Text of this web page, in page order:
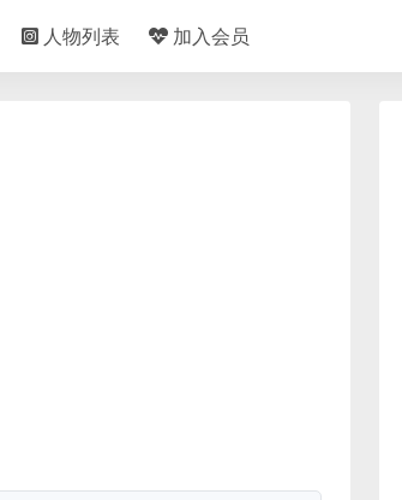
人物列表 加入会员